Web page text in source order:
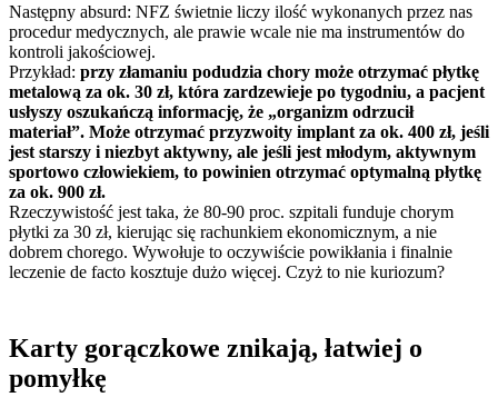
Następny absurd: NFZ świetnie liczy ilość wykonanych przez nas
procedur medycznych, ale prawie wcale nie ma instrumentów do
kontroli jakościowej.
Przykład: przy złamaniu podudzia chory może otrzymać płytkę
metalową za ok. 30 zł, która zardzewieje po tygodniu, a pacjent
usłyszy oszukańczą informację, że „organizm odrzucił
materiał”. Może otrzymać przyzwoity implant za ok. 400 zł, jeśli
jest starszy i niezbyt aktywny, ale jeśli jest młodym, aktywnym
sportowo człowiekiem, to powinien otrzymać optymalną płytkę
za ok. 900 zł.
Rzeczywistość jest taka, że 80-90 proc. szpitali funduje chorym
płytki za 30 zł, kierując się rachunkiem ekonomicznym, a nie
dobrem chorego. Wywołuje to oczywiście powikłania i finalnie
leczenie de facto kosztuje dużo więcej. Czyż to nie kuriozum?
Karty gorączkowe znikają, łatwiej o
pomyłkę